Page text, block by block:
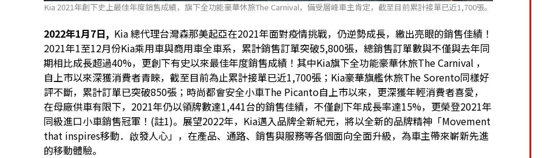
Kia 2021年創下史上最佳年度銷售成績，旗下全功能豪華休旅The Carnival，備受層峰車主肯定，截至目前累計接單已近1,700張。
2022年1月7日, Kia 總代理台灣森那美起亞在2021年面對疫情挑戰，仍逆勢成長，繳出亮眼的銷售佳績！
2021年1至12月份Kia乘用車與商用車全車系，累計銷售訂單突破5,800張，總銷售訂單數與不僅與去年同
期相比成長超過40%，更創下有史以來最佳年度銷售成績！其中Kia旗下全功能豪華休旅The Carnival ，
自上市以來深獲消費者青睞，截至目前為止累計接單已近1,700張；Kia豪華旗艦休旅The Sorento同樣好
評不斷，累計訂單已突破850張；時尚都會安全小車The Picanto自上市以來，更深獲年輕消費者喜愛，
在母廠供車有限下，2021年仍以領牌數達1,441台的銷售佳績，不僅創下年成長率達15%，更榮登2021年
同級進口小車銷售冠軍！(註1)。展望2022年，Kia邁入品牌全新紀元，將以全新的品牌精神「Movement
that inspires移動．啟發人心」，在產品、通路、銷售與服務等各個面向全面升級，為車主帶來嶄新先進
的移動體驗。